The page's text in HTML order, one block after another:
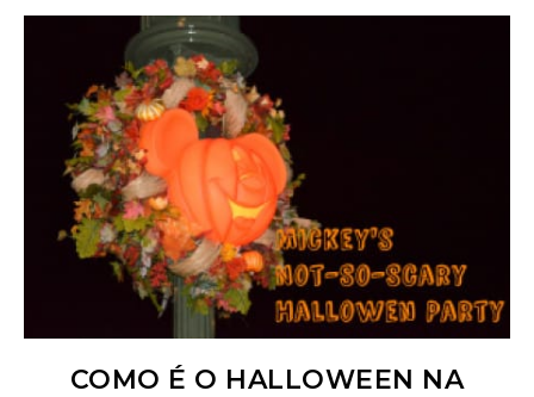
COMO É O HALLOWEEN NA